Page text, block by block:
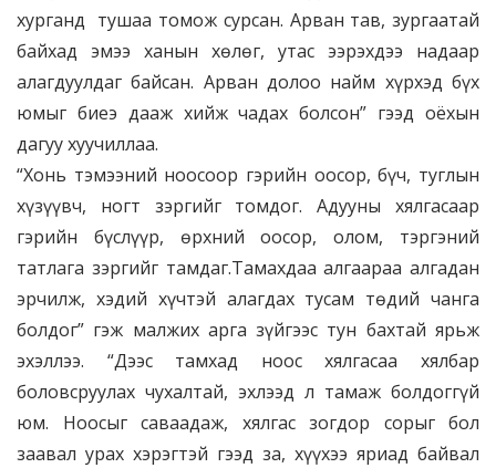
хурганд тушаа томож сурсан. Арван тав, зургаатай
байхад эмээ ханын хөлөг, утас ээрэхдээ надаар
алагдуулдаг байсан. Арван долоо найм хүрхэд бүх
юмыг биеэ дааж хийж чадах болсон” гээд оёхын
дагуу хуучиллаа.
“Хонь тэмээний ноосоор гэрийн оосор, бүч, туглын
хүзүүвч, ногт зэргийг томдог. Адууны хялгасаар
гэрийн бүслүүр, өрхний оосор, олом, тэргэний
татлага зэргийг тамдаг.Тамахдаа алгаараа алгадан
эрчилж, хэдий хүчтэй алагдах тусам төдий чанга
болдог” гэж малжих арга зүйгээс тун бахтай ярьж
эхэллээ. “Дээс тамхад ноос хялгасаа хялбар
боловсруулах чухалтай, эхлээд л тамаж болдоггүй
юм. Ноосыг саваадаж, хялгас зогдор сорыг бол
заавал урах хэрэгтэй гээд за, хүүхээ яриад байвал